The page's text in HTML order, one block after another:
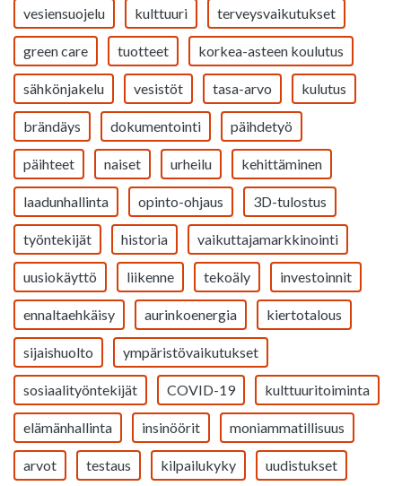
vesiensuojelu kulttuuri terveysvaikutukset
green care tuotteet korkea-asteen koulutus
sähkönjakelu vesistöt tasa-arvo kulutus
brändäys dokumentointi päihdetyö
päihteet naiset urheilu kehittäminen
laadunhallinta opinto-ohjaus 3D-tulostus
työntekijät historia vaikuttajamarkkinointi
uusiokäyttö liikenne tekoäly investoinnit
ennaltaehkäisy aurinkoenergia kiertotalous
sijaishuolto ympäristövaikutukset
sosiaalityöntekijät COVID-19 kulttuuritoiminta
elämänhallinta insinöörit moniammatillisuus
arvot testaus kilpailukyky uudistukset